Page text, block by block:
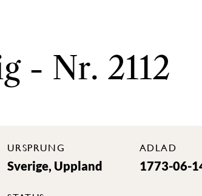
- Nr. 2112
URSPRUNG
Sverige, Uppland
ADLAD
1773-06-